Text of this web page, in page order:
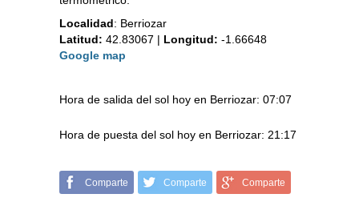
Localidad: Berriozar
Latitud: 42.83067 | Longitud: -1.66648
Google map
Hora de salida del sol hoy en Berriozar: 07:07
Hora de puesta del sol hoy en Berriozar: 21:17
Comparte Comparte Comparte